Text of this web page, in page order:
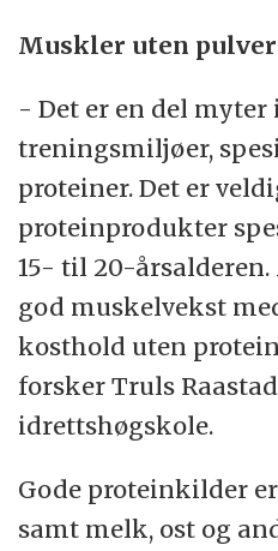
Muskler uten pulver
- Det er en del myter
treningsmiljøer,
proteiner. Det er
proteinprodukter
15- til 20-
god muskelvekst
kosthold uten
forsker Truls
idrettshøgskole.
Gode proteinkilder
samt melk, ost og